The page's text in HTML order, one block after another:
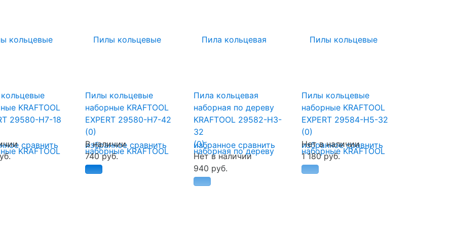
сравнить
KRAFTOOL
29580-H7-18
избранное сравнить
Пилы кольцевые
наборные KRAFTOOL
EXPERT 29580-H7-42
(0)
В наличии
740 руб.
избранное сравнить
Пила кольцевая
наборная по дереву
KRAFTOOL 29582-H3-
32
(0)
Нет в наличии
940 руб.
избранное сравнить
Пилы кольцевые
наборные KRAFTOOL
EXPERT 29584-H5-32
(0)
Нет в наличии
1 180 руб.